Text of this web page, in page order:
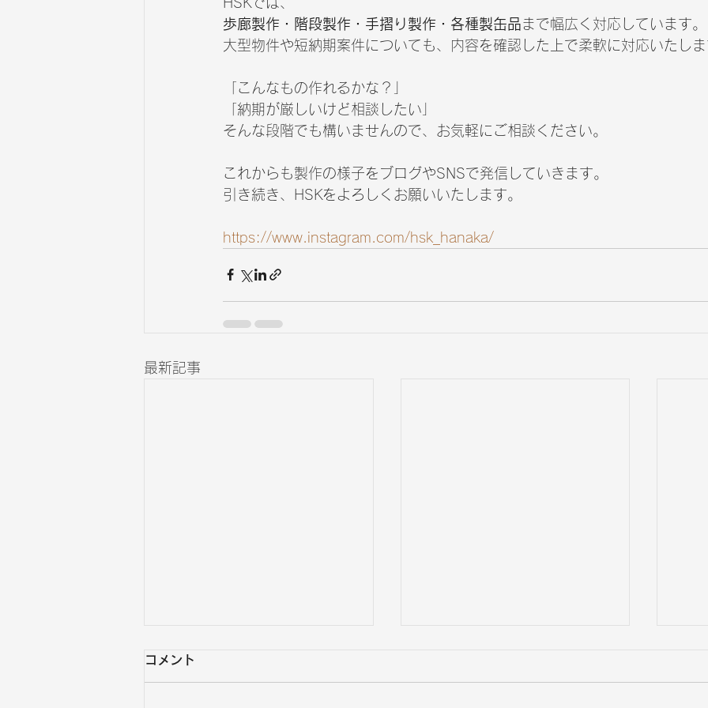
歩廊製作・階段製作・手摺り製作・各種製缶品まで幅広く対応しています。
大型物件や短納期案件についても、内容を確認した上で柔軟に対応いたし
「こんなもの作れるかな？」
「納期が厳しいけど相談したい」
そんな段階でも構いませんので、お気軽にご相談ください。
これからも製作の様子をブログやSNSで発信していきます。
引き続き、HSKをよろしくお願いいたします。
https://www.instagram.com/hsk_hanaka/
最新記事
コメント